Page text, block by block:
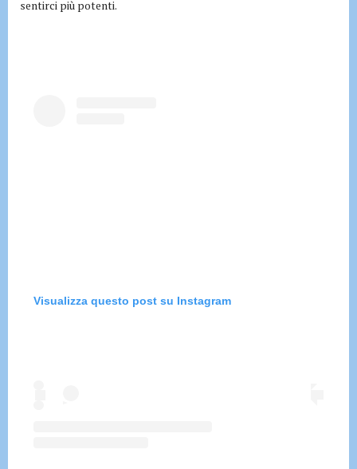
sentirci più potenti.
Visualizza questo post su Instagram